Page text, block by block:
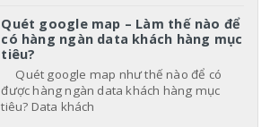
Quét google map – Làm thế nào để
có hàng ngàn data khách hàng mục
tiêu?
Quét google map như thế nào để có
được hàng ngàn data khách hàng mục
tiêu? Data khách